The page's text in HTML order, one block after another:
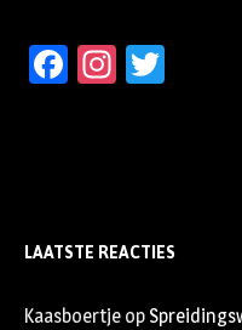
Facebook
LAATSTE REACTIES
Kaasboertje op